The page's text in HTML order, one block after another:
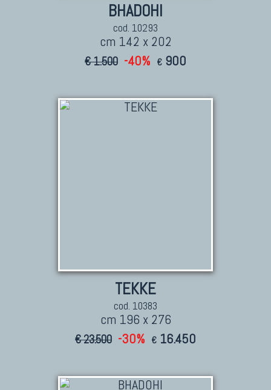
BHADOHI
cod. 10293
cm 142 x 202
€ 1.500 -40% € 900
TEKKE
cod. 10383
cm 196 x 276
€ 23.500 -30% € 16.450